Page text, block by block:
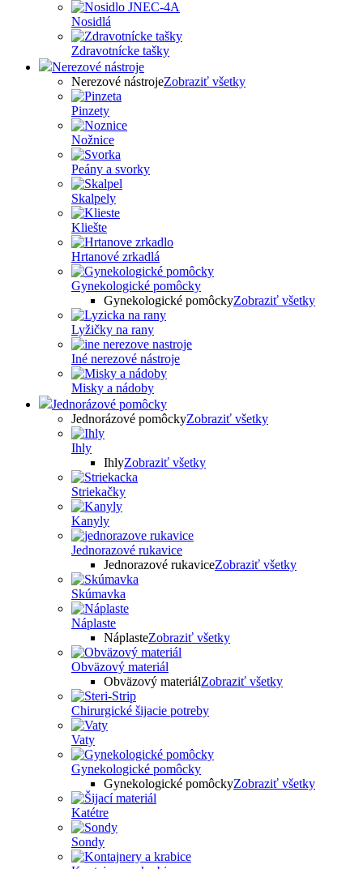
Nosidlá
Zdravotnícke tašky
Nerezové nástroje
Nerezové nástrojeZobraziť všetky
Pinzety
Nožnice
Peány a svorky
Skalpely
Kliešte
Hrtanové zrkadlá
Gynekologické pomôcky
Gynekologické pomôckyZobraziť všetky
Lyžičky na rany
Iné nerezové nástroje
Misky a nádoby
Jednorázové pomôcky
Jednorázové pomôckyZobraziť všetky
Ihly
IhlyZobraziť všetky
Striekačky
Kanyly
Jednorazové rukavice
Jednorazové rukaviceZobraziť všetky
Skúmavka
Náplaste
NáplasteZobraziť všetky
Obväzový materiál
Obväzový materiálZobraziť všetky
Chirurgické šijacie potreby
Vaty
Gynekologické pomôcky
Gynekologické pomôckyZobraziť všetky
Katétre
Sondy